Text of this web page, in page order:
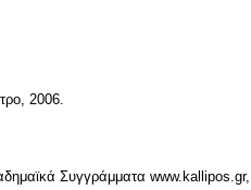
2006.
Συγγράμματα www.kallipos.gr,